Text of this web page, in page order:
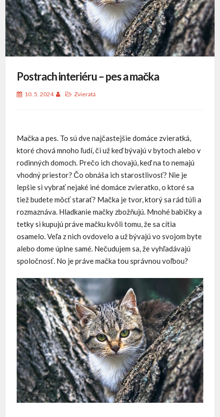
Postrach interiéru – pes a mačka
10. 5. 2024 Zvieratá
Mačka a pes. To sú dve najčastejšie domáce zvieratká,
ktoré chová mnoho ľudí, či už keď bývajú v bytoch alebo v
rodinných domoch. Prečo ich chovajú, keď na to nemajú
vhodný priestor? Čo obnáša ich starostlivosť? Nie je
lepšie si vybrať nejaké iné domáce zvieratko, o ktoré sa
tiež budete môcť starať? Mačka je tvor, ktorý sa rád túli a
rozmaznáva. Hladkanie mačky zbožňujú. Mnohé babičky a
tetky si kupujú práve mačku kvôli tomu, že sa cítia
osamelo. Veľa z nich ovdovelo a už bývajú vo svojom byte
alebo dome úplne samé. Nečudujem sa, že vyhľadávajú
spoločnosť. No je práve mačka tou správnou voľbou?